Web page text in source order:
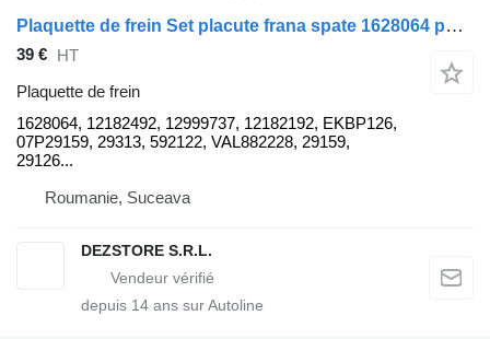
Plaquette de frein Set placute frana spate 1628064 pour tracteur routier DAF CF
39 € HT
Plaquette de frein
1628064, 12182492, 12999737, 12182192, EKBP126,
07P29159, 29313, 592122, VAL882228, 29159,
29126...
Roumanie, Suceava
DEZSTORE S.R.L.
depuis 14 ans sur Autoline